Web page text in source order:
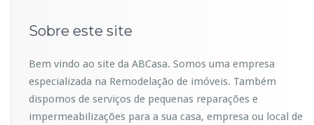
Sobre este site
Bem vindo ao site da ABCasa. Somos uma empresa
especializada na Remodelação de imóveis. Também
dispomos de serviços de pequenas reparações e
impermeabilizações para a sua casa, empresa ou local de